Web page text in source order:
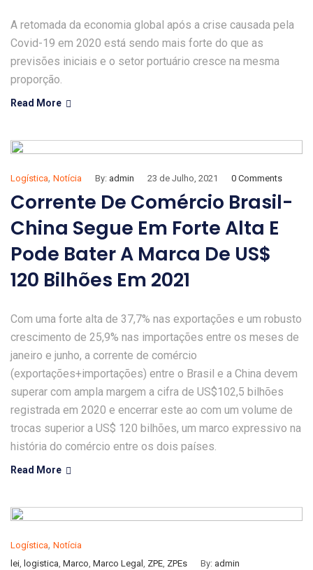
A retomada da economia global após a crise causada pela
Covid-19 em 2020 está sendo mais forte do que as
previsões iniciais e o setor portuário cresce na mesma
proporção.
Read More
Logística, Notícia By: admin 23 de Julho, 2021 0 Comments
Corrente De Comércio Brasil-
China Segue Em Forte Alta E
Pode Bater A Marca De US$
120 Bilhões Em 2021
Com uma forte alta de 37,7% nas exportações e um robusto
crescimento de 25,9% nas importações entre os meses de
janeiro e junho, a corrente de comércio
(exportações+importações) entre o Brasil e a China devem
superar com ampla margem a cifra de US$102,5 bilhões
registrada em 2020 e encerrar este ao com um volume de
trocas superior a US$ 120 bilhões, um marco expressivo na
história do comércio entre os dois países.
Read More
Logística, Notícia
lei, logistica, Marco, Marco Legal , ZPE, ZPEs By: admin